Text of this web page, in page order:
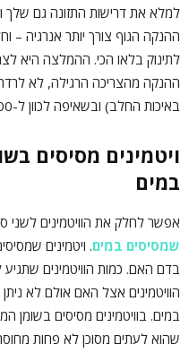
למלא את דרישות התזונה גם שלך
ההנקה הגוף צורך יותר אנרגיה –
באיכות החלב) ובשאיפה לכוון ל-1800 קלוריות.
ויטמינים מסיסים
במים
אפשר לחלק את הוויטמינים לשני
שמסיסים במים. ויטמינים
בדם האם. כמות הוויטמינים
הוויטמינים אצל האם אולם לא
במים. בוויטמינים מסיסים בשומן
שהוא לעתים מסוכן לא פחות